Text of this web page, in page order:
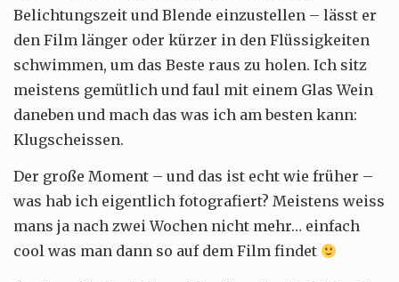
Belichtungszeit und Blende einzustellen – lässt er
den Film länger oder kürzer in den Flüssigkeiten
schwimmen, um das Beste raus zu holen. Ich sitz
meistens gemütlich und faul mit einem Glas Wein
daneben und mach das was ich am besten kann:
Klugscheissen.
Der große Moment – und das ist echt wie früher –
was hab ich eigentlich fotografiert? Meistens weiss
mans ja nach zwei Wochen nicht mehr… einfach
cool was man dann so auf dem Film findet